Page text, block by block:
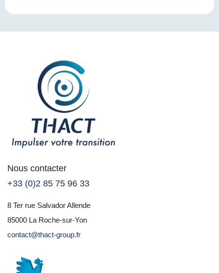
Nous contacter
+33 (0)2 85 75 96 33
8 Ter rue Salvador Allende
85000 La Roche-sur-Yon
contact@thact-group.fr